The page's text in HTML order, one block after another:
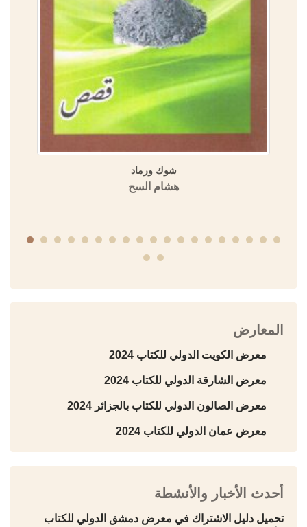
شوك ورماد
هشام السح
المعارض
معرض الكويت الدولي للكتاب 2024
معرض الشارقة الدولي للكتاب 2024
معرض الصالون الدولي للكتاب بالجزائر 2024
معرض عمان الدولي للكتاب 2024
أحدث الأخبار والأنشطة
تحميل دليل الاشتراك في معرض دمشق الدولي للكتاب